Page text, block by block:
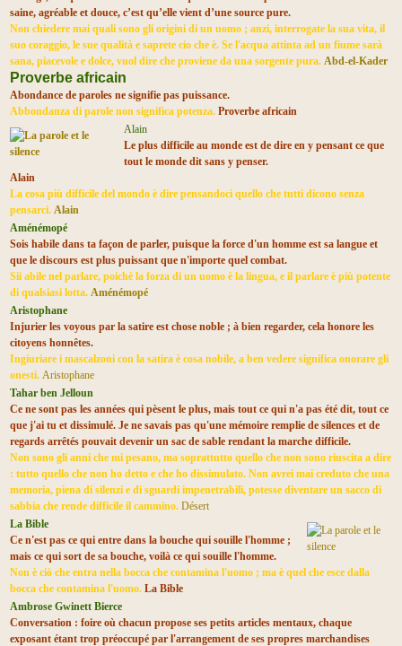
saine, agréable et douce, c’est qu’elle vient d’une source pure.
Non chiedere mai quali sono gli origini di un uomo ; anzi, interrogate la sua vita, il
suo coraggio, le sue qualità e saprete cio che è. Se l'acqua attinta ad un fiume sarà
sana, piacevole e dolce, vuol dire che proviene da una sorgente pura. Abd-el-Kader
Proverbe africain
Abondance de paroles ne signifie pas puissance.
Abbondanza di parole non significa potenza. Proverbe africain
Alain
Le plus difficile au monde est de dire en y pensant ce que
tout le monde dit sans y penser.
Alain
La cosa più difficile del mondo è dire pensandoci quello che tutti dicono senza
pensarci. Alain
Aménémopé
Sois habile dans ta façon de parler, puisque la force d'un homme est sa langue et
que le discours est plus puissant que n'importe quel combat.
Sii abile nel parlare, poichè la forza di un uomo è la lingua, e il parlare è più potente
di qualsiasi lotta. Aménémopé
Aristophane
Injurier les voyous par la satire est chose noble ; à bien regarder, cela honore les
citoyens honnêtes.
Ingiuriare i mascalzoni con la satira è cosa nobile, a ben vedere significa onorare gli
onesti. Aristophane
Tahar ben Jelloun
Ce ne sont pas les années qui pèsent le plus, mais tout ce qui n'a pas été dit, tout ce
que j'ai tu et dissimulé. Je ne savais pas qu'une mémoire remplie de silences et de
regards arrêtés pouvait devenir un sac de sable rendant la marche difficile.
Non sono gli anni che mi pesano, ma soprattutto quello che non sono riuscita a dire
: tutto quello che non ho detto e che ho dissimulato. Non avrei mai creduto che una
memoria, piena di silenzi e di sguardi impenetrabili, potesse diventare un sacco di
sabbia che rende difficile il cammino. Désert
La Bible
Ce n'est pas ce qui entre dans la bouche qui souille l'homme ;
mais ce qui sort de sa bouche, voilà ce qui souille l'homme.
Non è ciò che entra nella bocca che contamina l'uomo ; ma è quel che esce dalla
bocca che contamina l'uomo. La Bible
Ambrose Gwinett Bierce
Conversation : foire où chacun propose ses petits articles mentaux, chaque
exposant étant trop préoccupé par l'arrangement de ses propres marchandises